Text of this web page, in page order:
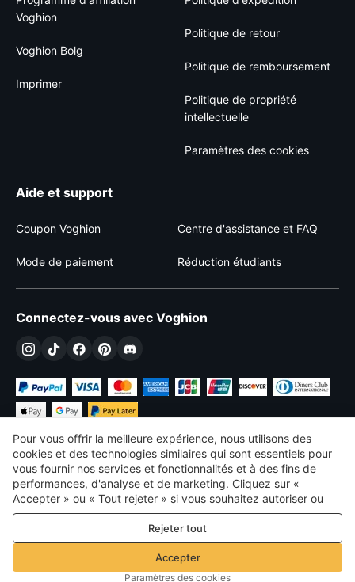
Voghion
Voghion Bolg
Imprimer
Politique de retour
Politique de remboursement
Politique de propriété
intellectuelle
Paramètres des cookies
Aide et support
Coupon Voghion Centre d'assistance et FAQ
Mode de paiement Réduction étudiants
Connectez-vous avec Voghion
€ EUR France
©2026 Voghion
termes et conditions
Politique de confidentialité et de cookies
Règles communautaires
Pour vous offrir la meilleure expérience, nous utilisons des
cookies et des technologies similaires qui sont essentiels pour
vous fournir nos services et fonctionnalités et à des fins de
performances, d'analyse et de marketing. Cliquez sur «
Accepter » ou « Tout rejeter » si vous souhaitez autoriser ou
refuser tout. cookies à des fins de performance, d’analyse et
de marketing. Pour plus de détails, consultez notre
confidentialité et de cookies
Rejeter tout
Accepter
Paramètres des cookies